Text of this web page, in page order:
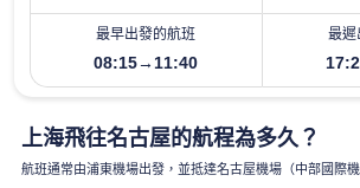
最早出發的航班
08:15→11:40
最遲
上海飛往名古屋的航程為多久？
航班通常由浦東機場出發，並抵達名古屋機場（中部國際機